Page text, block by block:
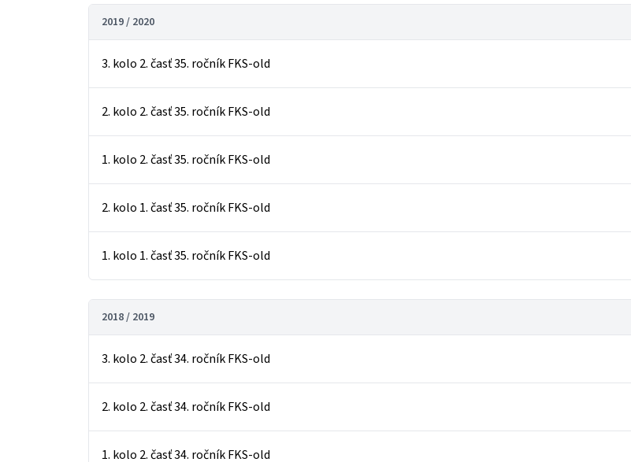
2019 / 2020
3. kolo 2. časť 35. ročník FKS-old
2. kolo 2. časť 35. ročník FKS-old
1. kolo 2. časť 35. ročník FKS-old
2. kolo 1. časť 35. ročník FKS-old
1. kolo 1. časť 35. ročník FKS-old
2018 / 2019
3. kolo 2. časť 34. ročník FKS-old
2. kolo 2. časť 34. ročník FKS-old
1. kolo 2. časť 34. ročník FKS-old